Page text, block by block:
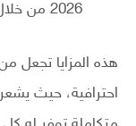
2026 من خلال شريط بحث متطور.
هذه المزايا تجعل
احترافية، حيث